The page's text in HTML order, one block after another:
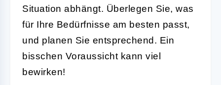
Situation abhängt. Überlegen Sie, was
für Ihre Bedürfnisse am besten passt,
und planen Sie entsprechend. Ein
bisschen Voraussicht kann viel
bewirken!